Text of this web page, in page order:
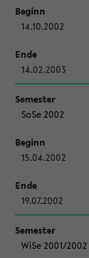
14.10.2002
14.02.2003
SoSe 2002
15.04.2002
19.07.2002
WiSe 2001/2002